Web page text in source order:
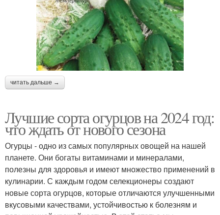
читать дальше →
Лучшие сорта огурцов на 2024 год:
что ждать от нового сезона
Огурцы - одно из самых популярных овощей на нашей
планете. Они богаты витаминами и минералами,
полезны для здоровья и имеют множество применений в
кулинарии. С каждым годом селекционеры создают
новые сорта огурцов, которые отличаются улучшенными
вкусовыми качествами, устойчивостью к болезням и